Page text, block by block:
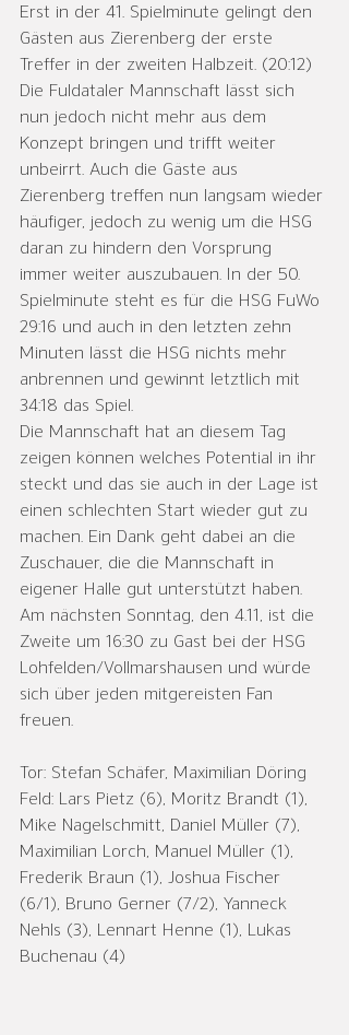
Erst in der 41. Spielminute gelingt den
Gästen aus Zierenberg der erste
Treffer in der zweiten Halbzeit. (20:12)
Die Fuldataler Mannschaft lässt sich
nun jedoch nicht mehr aus dem
Konzept bringen und trifft weiter
unbeirrt. Auch die Gäste aus
Zierenberg treffen nun langsam wieder
häufiger, jedoch zu wenig um die HSG
daran zu hindern den Vorsprung
immer weiter auszubauen. In der 50.
Spielminute steht es für die HSG FuWo
29:16 und auch in den letzten zehn
Minuten lässt die HSG nichts mehr
anbrennen und gewinnt letztlich mit
34:18 das Spiel.
Die Mannschaft hat an diesem Tag
zeigen können welches Potential in ihr
steckt und das sie auch in der Lage ist
einen schlechten Start wieder gut zu
machen. Ein Dank geht dabei an die
Zuschauer, die die Mannschaft in
eigener Halle gut unterstützt haben.
Am nächsten Sonntag, den 4.11, ist die
Zweite um 16:30 zu Gast bei der HSG
Lohfelden/Vollmarshausen und würde
sich über jeden mitgereisten Fan
freuen.
Tor: Stefan Schäfer, Maximilian Döring
Feld: Lars Pietz (6), Moritz Brandt (1),
Mike Nagelschmitt, Daniel Müller (7),
Maximilian Lorch, Manuel Müller (1),
Frederik Braun (1), Joshua Fischer
(6/1), Bruno Gerner (7/2), Yanneck
Nehls (3), Lennart Henne (1), Lukas
Buchenau (4)